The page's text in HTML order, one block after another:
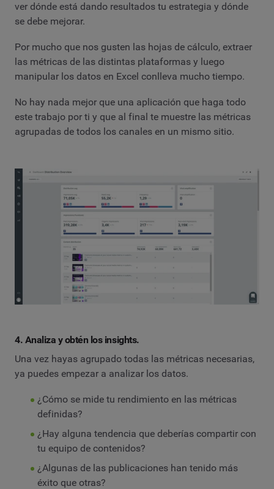
ver dónde está dando resultados tu estrategia y dónde
se debe mejorar.
Por mucho que nos gusten las hojas de cálculo, extraer
las métricas de las distintas plataformas y luego
manipular los datos en Excel conlleva mucho tiempo.
No hay nada mejor que una aplicación que haga todo
este trabajo por ti y que al final te muestre las métricas
agrupadas de todos los canales en un mismo sitio.
4. Analiza y obtén los insights.
Una vez hayas agrupado todas las métricas necesarias,
ya puedes empezar a analizar los datos.
¿Cómo se mide tu rendimiento en las métricas
definidas?
¿Hay alguna tendencia que deberías compartir con
tu equipo de contenidos?
¿Algunas de las publicaciones han tenido más
éxito que otras?